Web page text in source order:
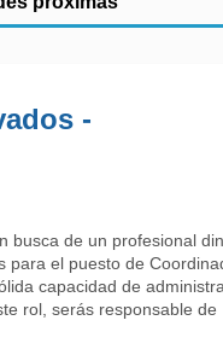
-
busca de un profesional
para el puesto de
capacidad de
rol, serás responsable de